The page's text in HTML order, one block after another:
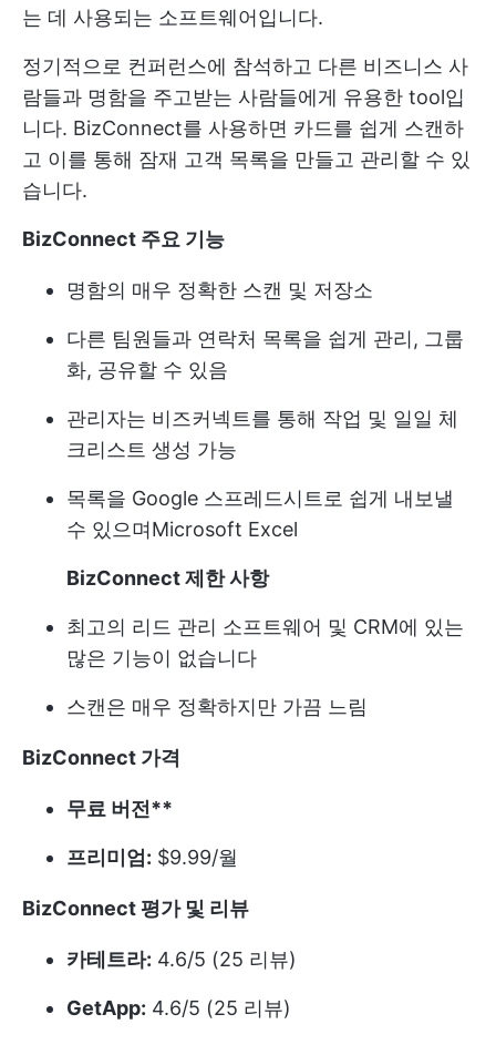
는 데 사용되는 소프트웨어입니다.
정기적으로 컨퍼런스에 참석하고 다른 비즈니스 사
람들과 명함을 주고받는 사람들에게 유용한 tool입
니다. BizConnect를 사용하면 카드를 쉽게 스캔하
고 이를 통해 잠재 고객 목록을 만들고 관리할 수 있
습니다.
BizConnect 주요 기능
명함의 매우 정확한 스캔 및 저장소
다른 팀원들과 연락처 목록을 쉽게 관리, 그룹
화, 공유할 수 있음
관리자는 비즈커넥트를 통해 작업 및 일일 체
크리스트 생성 가능
목록을 Google 스프레드시트로 쉽게 내보낼
수 있으며Microsoft Excel
BizConnect 제한 사항
최고의 리드 관리 소프트웨어 및 CRM에 있는
많은 기능이 없습니다
스캔은 매우 정확하지만 가끔 느림
BizConnect 가격
무료 버전**
프리미엄: $9.99/월
BizConnect 평가 및 리뷰
카테트라: 4.6/5 (25 리뷰)
GetApp: 4.6/5 (25 리뷰)